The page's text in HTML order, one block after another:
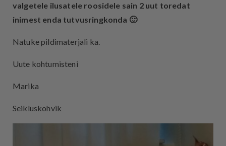
valgetele ilusatele roosidele sain 2 uut toredat
inimest enda tutvusringkonda 🙂
Natuke pildimaterjali ka.
Uute kohtumisteni
Marika
Seikluskohvik